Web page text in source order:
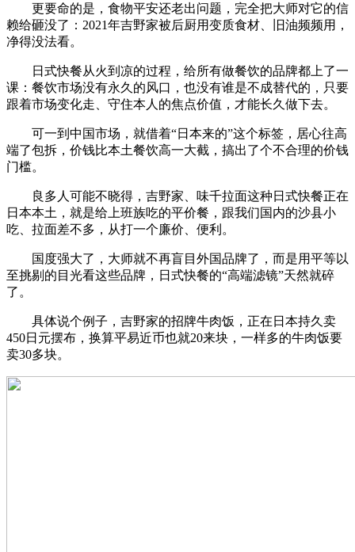
更要命的是，食物平安还老出问题，完全把大师对它的信
赖给砸没了：2021年吉野家被后厨用变质食材、旧油频频用，
净得没法看。
日式快餐从火到凉的过程，给所有做餐饮的品牌都上了一
课：餐饮市场没有永久的风口，也没有谁是不成替代的，只要
跟着市场变化走、守住本人的焦点价值，才能长久做下去。
可一到中国市场，就借着“日本来的”这个标签，居心往高
端了包拆，价钱比本土餐饮高一大截，搞出了个不合理的价钱
门槛。
良多人可能不晓得，吉野家、味千拉面这种日式快餐正在
日本本土，就是给上班族吃的平价餐，跟我们国内的沙县小
吃、拉面差不多，从打一个廉价、便利。
国度强大了，大师就不再盲目外国品牌了，而是用平等以
至挑剔的目光看这些品牌，日式快餐的“高端滤镜”天然就碎
了。
具体说个例子，吉野家的招牌牛肉饭，正在日本持久卖
450日元摆布，换算平易近币也就20来块，一样多的牛肉饭要
卖30多块。